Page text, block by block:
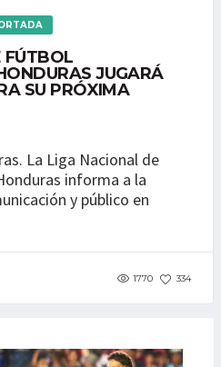
FÚTBOL
JUGARÁ
SU PRÓXIMA
La Liga Nacional de
informa a la
y público en
1770 334